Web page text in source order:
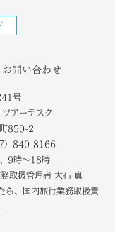
問い合わせ
号
アーデスク
850-2
）840-8166
9時～18時
取扱管理者 大石 真
ら、国内旅行業務取扱責